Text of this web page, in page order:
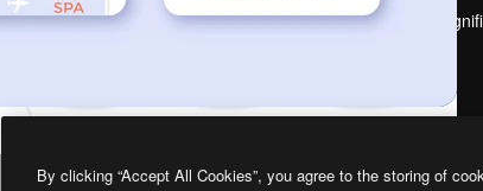
API
Magnific
Центр доверия
Ищете
By clicking “Accept All Cookies”, you agree to the storing of